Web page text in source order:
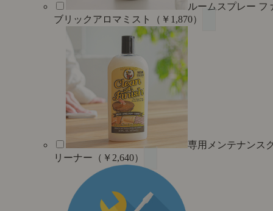
ルームスプレー フ
ブリックアロマミスト（￥1,870）
専用メンテナンス
リーナー（￥2,640）